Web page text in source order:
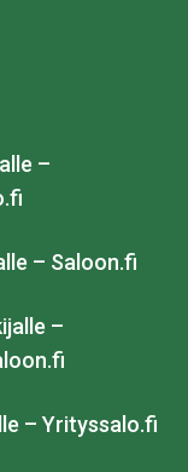
–
– Saloon.fi
–
– Yrityssalo.fi